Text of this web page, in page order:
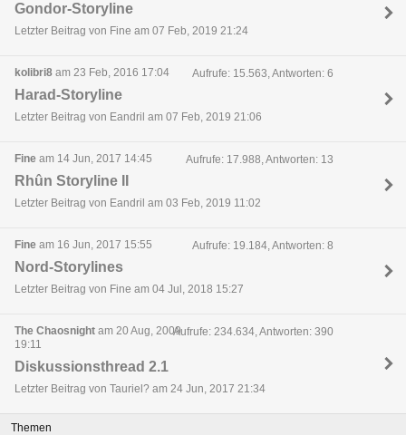
Gondor-Storyline
Letzter Beitrag von Fine am 07 Feb, 2019 21:24
kolibri8 am 23 Feb, 2016 17:04 Aufrufe: 15.563, Antworten: 6
Harad-Storyline
Letzter Beitrag von Eandril am 07 Feb, 2019 21:06
Fine am 14 Jun, 2017 14:45 Aufrufe: 17.988, Antworten: 13
Rhûn Storyline II
Letzter Beitrag von Eandril am 03 Feb, 2019 11:02
Fine am 16 Jun, 2017 15:55 Aufrufe: 19.184, Antworten: 8
Nord-Storylines
Letzter Beitrag von Fine am 04 Jul, 2018 15:27
The Chaosnight am 20 Aug, 2009
19:11
Aufrufe: 234.634, Antworten: 390
Diskussionsthread 2.1
Letzter Beitrag von Tauriel? am 24 Jun, 2017 21:34
Themen